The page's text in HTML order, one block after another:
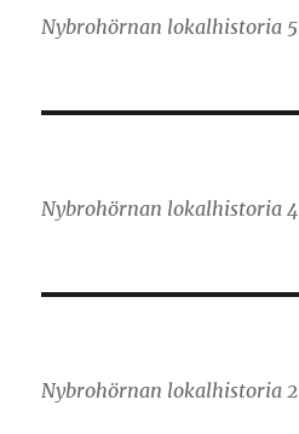
Nybrohörnan lokalhistoria 5
Nybrohörnan lokalhistoria 4
Nybrohörnan lokalhistoria 2